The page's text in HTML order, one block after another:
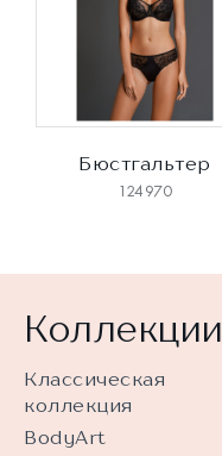
Бюстгальтер
124970
Коллекции
Классическая
коллекция
BodyArt